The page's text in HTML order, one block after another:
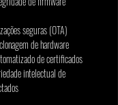
seguras (OTA)
de hardware
de certificados
intelectual de